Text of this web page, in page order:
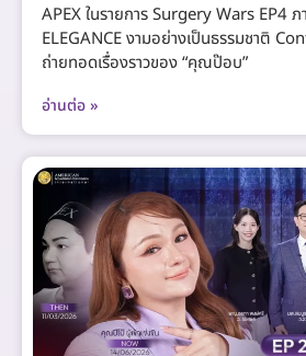
APEX ในรายการ Surgery Wars EP4
ELEGANCE งามอย่างเป็นธรรมชาติ
ถ่ายทอดเรื่องราวของ “คุณป๊อบ”
อ่านต่อ »